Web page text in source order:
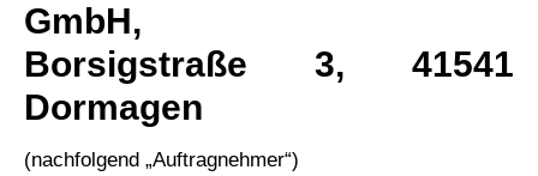
GmbH,
Borsigstraße 3, 41541
Dormagen
(nachfolgend „Auftragnehmer“)